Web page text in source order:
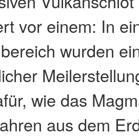
vor einem: In
wurden
wie das
aus dem